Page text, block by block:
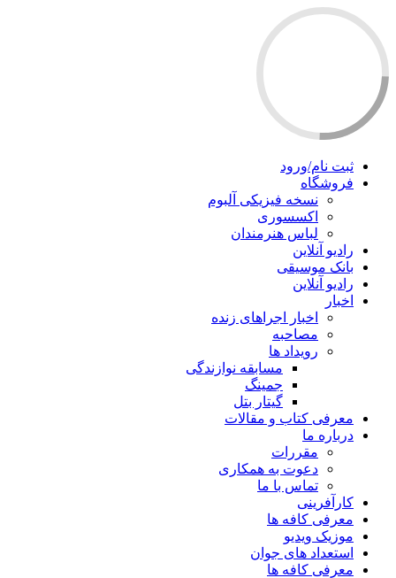
ثبت نام/ورود
فروشگاه
نسخه فیزیکی آلبوم
اکسسوری
لباس هنرمندان
رادیو آنلاین
بانک موسیقی
رادیو آنلاین
اخبار
اخبار اجراهای زنده
مصاحبه
رویداد ها
مسابقه نوازندگی
جمینگ
گیتار بتل
معرفی کتاب و مقالات
درباره ما
مقررات
دعوت به همکاری
تماس با ما
کارآفرینی
معرفی کافه ها
موزیک ویدیو
استعداد های جوان
معرفی کافه ها